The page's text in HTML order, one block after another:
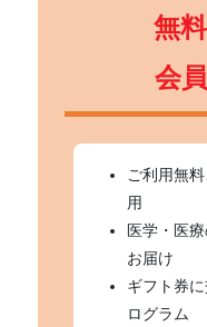
無料
会
ご利用無
用
医学・医
お届け
ギフト券
ログラム